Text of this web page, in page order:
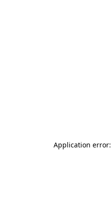
Application